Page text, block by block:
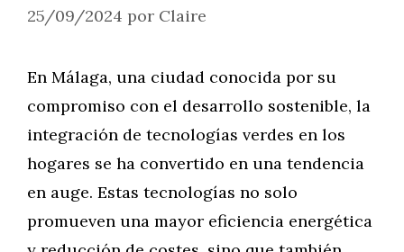
25/09/2024 por Claire
En Málaga, una ciudad conocida por su
compromiso con el desarrollo sostenible, la
integración de tecnologías verdes en los
hogares se ha convertido en una tendencia
en auge. Estas tecnologías no solo
promueven una mayor eficiencia energética